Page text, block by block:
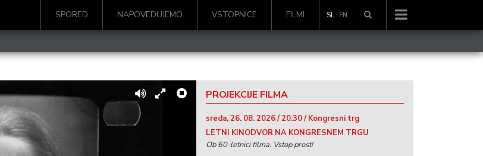
SPORED NAPOVEDUJEMO VSTOPNICE FILMI SL EN
PROJEKCIJE FILMA
sreda, 26. 08. 2026 / 20:30 / Kongresni trg
LETNI KINODVOR NA KONGRESNEM TRGU
Ob 60-letnici filma. Vstop prost!